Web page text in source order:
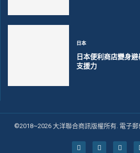
日本
日本便利商店變身
支援力
©2018~2026 大洋聯合商訊版權所有. 電子郵